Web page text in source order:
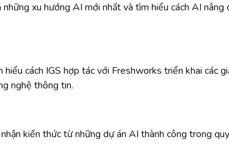
xu hướng AI mới nhất và tìm hiểu cách AI nâng
hiểu cách IGS hợp tác với Freshworks triển khai các
nghệ thông tin.
kiến thức từ những dự án AI thành công trong